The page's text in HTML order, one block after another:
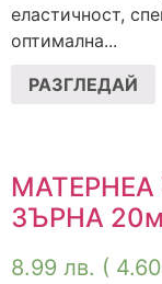
еластичност,
оптимална...
РАЗГЛЕДАЙ
ЗЪРНА
8.99 лв. (